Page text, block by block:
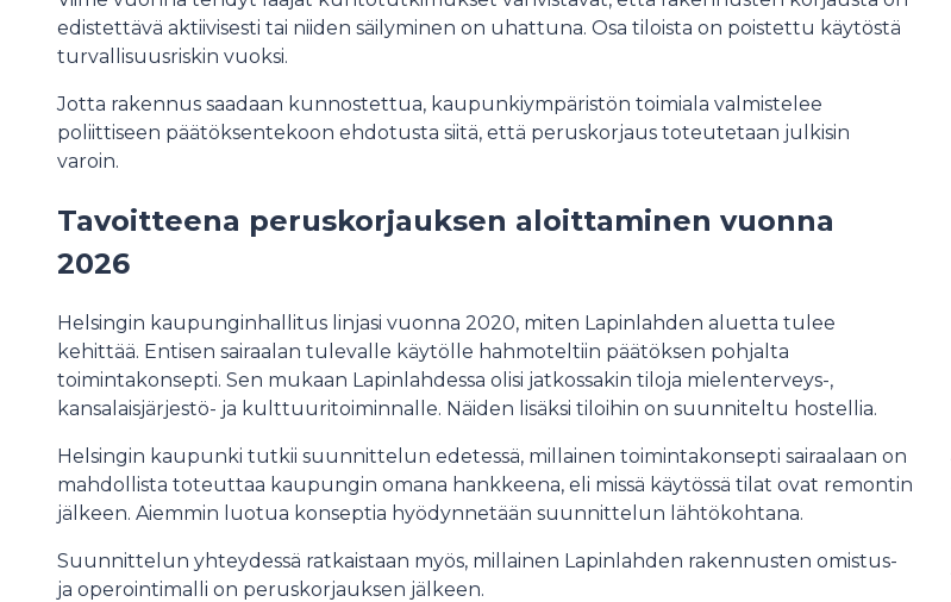
edistettävä aktiivisesti tai niiden säilyminen on uhattuna. Osa tiloista on poistettu käytöstä
turvallisuusriskin vuoksi.
Jotta rakennus saadaan kunnostettua, kaupunkiympäristön toimiala valmistelee
poliittiseen päätöksentekoon ehdotusta siitä, että peruskorjaus toteutetaan julkisin
varoin.
Tavoitteena peruskorjauksen aloittaminen vuonna
2026
Helsingin kaupunginhallitus linjasi vuonna 2020, miten Lapinlahden aluetta tulee
kehittää. Entisen sairaalan tulevalle käytölle hahmoteltiin päätöksen pohjalta
toimintakonsepti. Sen mukaan Lapinlahdessa olisi jatkossakin tiloja mielenterveys-,
kansalaisjärjestö- ja kulttuuritoiminnalle. Näiden lisäksi tiloihin on suunniteltu hostellia.
Helsingin kaupunki tutkii suunnittelun edetessä, millainen toimintakonsepti sairaalaan on
mahdollista toteuttaa kaupungin omana hankkeena, eli missä käytössä tilat ovat remontin
jälkeen. Aiemmin luotua konseptia hyödynnetään suunnittelun lähtökohtana.
Suunnittelun yhteydessä ratkaistaan myös, millainen Lapinlahden rakennusten omistus-
ja operointimalli on peruskorjauksen jälkeen.